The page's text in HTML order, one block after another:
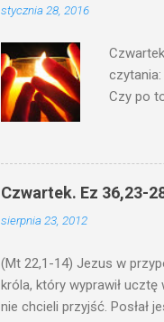
stycznia 28, 2016
czytania:
Czy po
niechaj
ma. W
by je
Czwartek. Ez 36,23-
sierpnia 23, 2012
(Mt 22,1-14) Jezus w
króla, który wyprawił ucztę
nie chcieli przyjść. Posłał